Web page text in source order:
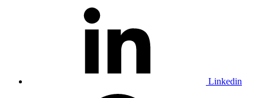
Linkedin